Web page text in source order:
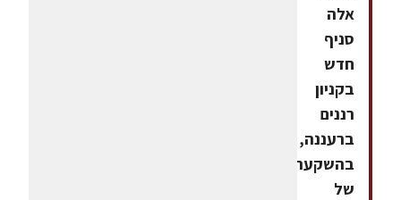
אלה
סניף
חדש
בקניון
רננים
ברעננה,
בהשקעה
של